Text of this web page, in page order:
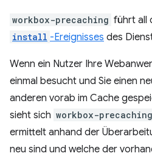
workbox-precaching führt all
install -Ereignisses des
Wenn ein Nutzer Ihre
einmal besucht und Sie einen
anderen vorab im Cache
sieht sich workbox-precaching
ermittelt anhand der
neu sind und welche der